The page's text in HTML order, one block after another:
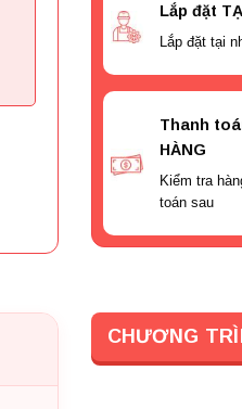
Lắp đặt
Lắp đặt tại
Thanh
HÀNG
Kiểm tra
toán sau
CHƯƠNG